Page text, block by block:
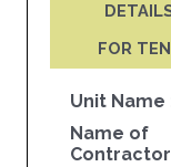
FOR
Unit Name
Name of